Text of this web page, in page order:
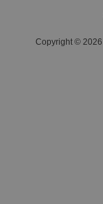
Copyright ©